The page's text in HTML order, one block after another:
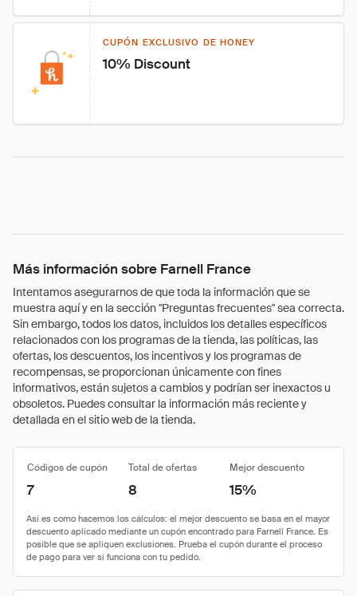
CUPÓN EXCLUSIVO DE HONEY
10% Discount
Más información sobre Farnell France
Intentamos asegurarnos de que toda la información que se
muestra aquí y en la sección "Preguntas frecuentes" sea correcta.
Sin embargo, todos los datos, incluidos los detalles específicos
relacionados con los programas de la tienda, las políticas, las
ofertas, los descuentos, los incentivos y los programas de
recompensas, se proporcionan únicamente con fines
informativos, están sujetos a cambios y podrían ser inexactos u
obsoletos. Puedes consultar la información más reciente y
detallada en el sitio web de la tienda.
Códigos de cupón Total de ofertas Mejor descuento
7 8 15%